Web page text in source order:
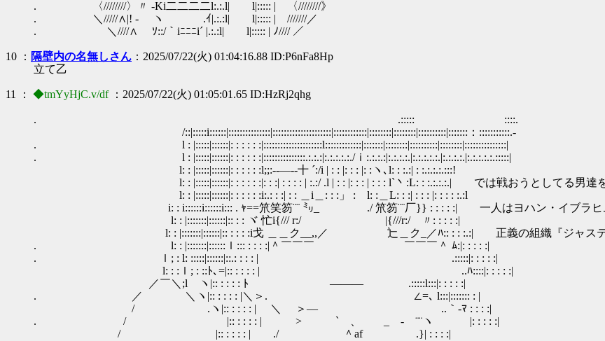
. 〈////////〉〃 ‐Ki二二二二l:.:.l| l|::::: | 〈////////》
. ＼/////∧|! ‐ゞ ヽ .ｲ|.:.:l| l|::::: | ///////／
. ＼////∧ ｿ::/｀iﾆﾆﾆi´ |.:.:l| l|::::: | ﾉ//// ／
10 ： 隔壁内の名無しさん ：2025/07/22(火) 01:04:16.88 ID:P6nFa8Hp
立て乙
11 ： ◆tmYyHjC.v/df ：2025/07/22(火) 01:05:01.65 ID:HzRj2qhg
. .::::: ::::.
/::|:::::i::::::|:::::::::::::::|:::::::::::::::::::::|::::::::::::|::::::::|::::::::|::::::::::|:::::::：:::::::::::.‐
. l : |:::::|::::::|: : : : : :|:::::::::::::::::::::l:::::::::::::|:::::::|::::::::|::::::::::|::::::::|:::::::::::::::|
. l : |:::::|::::::|: : : : : :|:::::::::::::::.:.:.:|:.:.:.:.:./ｉ:.:.:.:|:.:.:.:.|:.:.:.:.:.|:.:.:.:.|:.:.:.:.:.:::::|
l: : |:::::|::::::|: : : : : :l;;:-‐―‐‐十 ´:/i | : : |: : : |: :ヽ､l: : :.:| : :.:.:.:.:::!
l: : |:::::|::::::|: : : : : :|: : :| : : : : | :.:/ .l | : : |: : : | : : : l`丶:L: : :.:.:.:.| では戦おうとしてる男達を紹
l: : |:::::|::::::|: : : : : :i:.: : :| : : ＿i＿: : :」 : l: :＿L: : :| : : : |: : : : :.:l
i: : i::::::i::::::i::: . ｬ==笊笑笏¨¨ ㍉_ ./ 笊笏¨¨厂}} : : : : :| 一人はヨハン・イブラヒム
l: : |:::::::|::::::|:: : : ヾ 忙i{/// r:/ |{///r:/ 〃: : : : :|
l: : |:::::::|::::::|:: : : : :i戈 ＿＿ク__,,／ 辷＿ク_／ﾊ:: : : :.:| 正義の組織『ジャスティス
. l: : |:::::::|::::::ｌ::: : : : :|＾￣￣￣ ￣￣￣＾ ﾑ:|: : : : :|
. ｌ; : l: :::::|::::::|::.: : : : | .:::::|: : : : :|
l: : :ｌ; : ::ﾄ､=|:: : : : : | ..ﾊ::::|: : : : :|
／￣＼;lゝヽ|:: : : : : ﾄ ――― .:::::l:::|: : : : :|
. ／ ＼ヽ|:: : : : : |＼＞. ∠=､ l:::|::::::: : |
/ .ヽ|:: : : : : | ＼ ＞― ..｀‐ﾏ : : : :|
. / |:: : : : : | > ` 、 _ - ¨¨ヽ |: : : : :|
/ |:: : : : : | ./ ＾af .}| : : : :|